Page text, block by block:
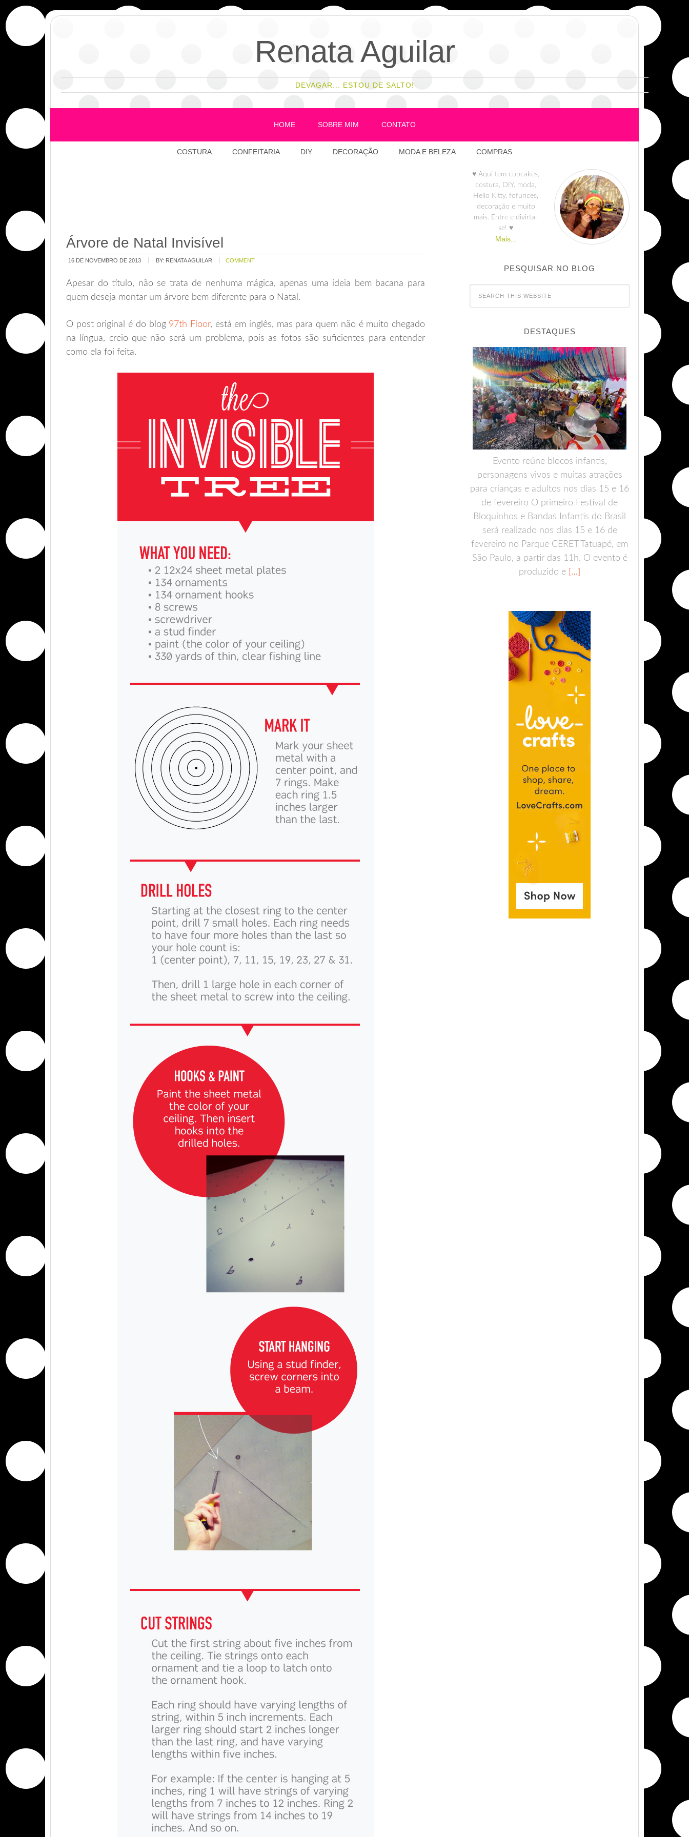
Renata Aguilar
DEVAGAR... ESTOU DE SALTO!
HOME SOBRE MIM CONTATO
COSTURA CONFEITARIA DIY DECORAÇÃO MODA E BELEZA COMPRAS
Árvore de Natal Invisível
16 DE NOVEMBRO DE 2013 BY: RENATA AGUILAR COMMENT
Apesar do título, não se trata de nenhuma mágica, apenas uma ideia bem bacana para
quem deseja montar um árvore bem diferente para o Natal.
O post original é do blog 97th Floor, está em inglês, mas para quem não é muito chegado
na língua, creio que não será um problema, pois as fotos são suficientes para entender
como ela foi feita.
♥ Aqui tem cupcakes,
costura, DIY, moda,
Hello Kitty, fofurices,
decoração e muito
mais. Entre e divirta-
se! ♥
Mais...
PESQUISAR NO BLOG
DESTAQUES
Evento reúne blocos infantis,
personagens vivos e muitas atrações
para crianças e adultos nos dias 15 e 16
de fevereiro O primeiro Festival de
Bloquinhos e Bandas Infantis do Brasil
será realizado nos dias 15 e 16 de
fevereiro no Parque CERET Tatuapé, em
São Paulo, a partir das 11h. O evento é
produzido e […]